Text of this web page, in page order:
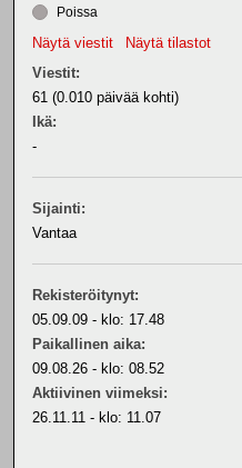
Poissa
Näytä viestit
Näytä tilastot
Viestit:
61 (0.010 päivää kohti)
Ikä:
-
Sijainti:
Vantaa
Rekisteröitynyt:
05.09.09 - klo: 17.48
Paikallinen aika:
09.08.26 - klo: 08.52
Aktiivinen viimeksi:
26.11.11 - klo: 11.07